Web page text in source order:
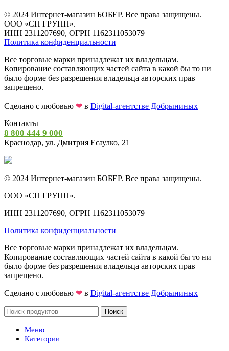
© 2024 Интернет-магазин БОБЕР. Все права защищены.
ООО «СП ГРУПП».
ИНН 2311207690, ОГРН 1162311053079
Политика конфиденциальности
Все торговые марки принадлежат их владельцам.
Копирование составляющих частей сайта в какой бы то ни
было форме без разрешения владельца авторских прав
запрещено.
Сделано с любовью ❤ в Digital-агентстве Добрыниных
Контакты
8 800 444 9 000
Краснодар, ул. Дмитрия Есаулко, 21
© 2024 Интернет-магазин БОБЕР. Все права защищены.
ООО «СП ГРУПП».
ИНН 2311207690, ОГРН 1162311053079
Политика конфиденциальности
Все торговые марки принадлежат их владельцам.
Копирование составляющих частей сайта в какой бы то ни
было форме без разрешения владельца авторских прав
запрещено.
Сделано с любовью ❤ в Digital-агентстве Добрыниных
Поиск
Меню
Категории